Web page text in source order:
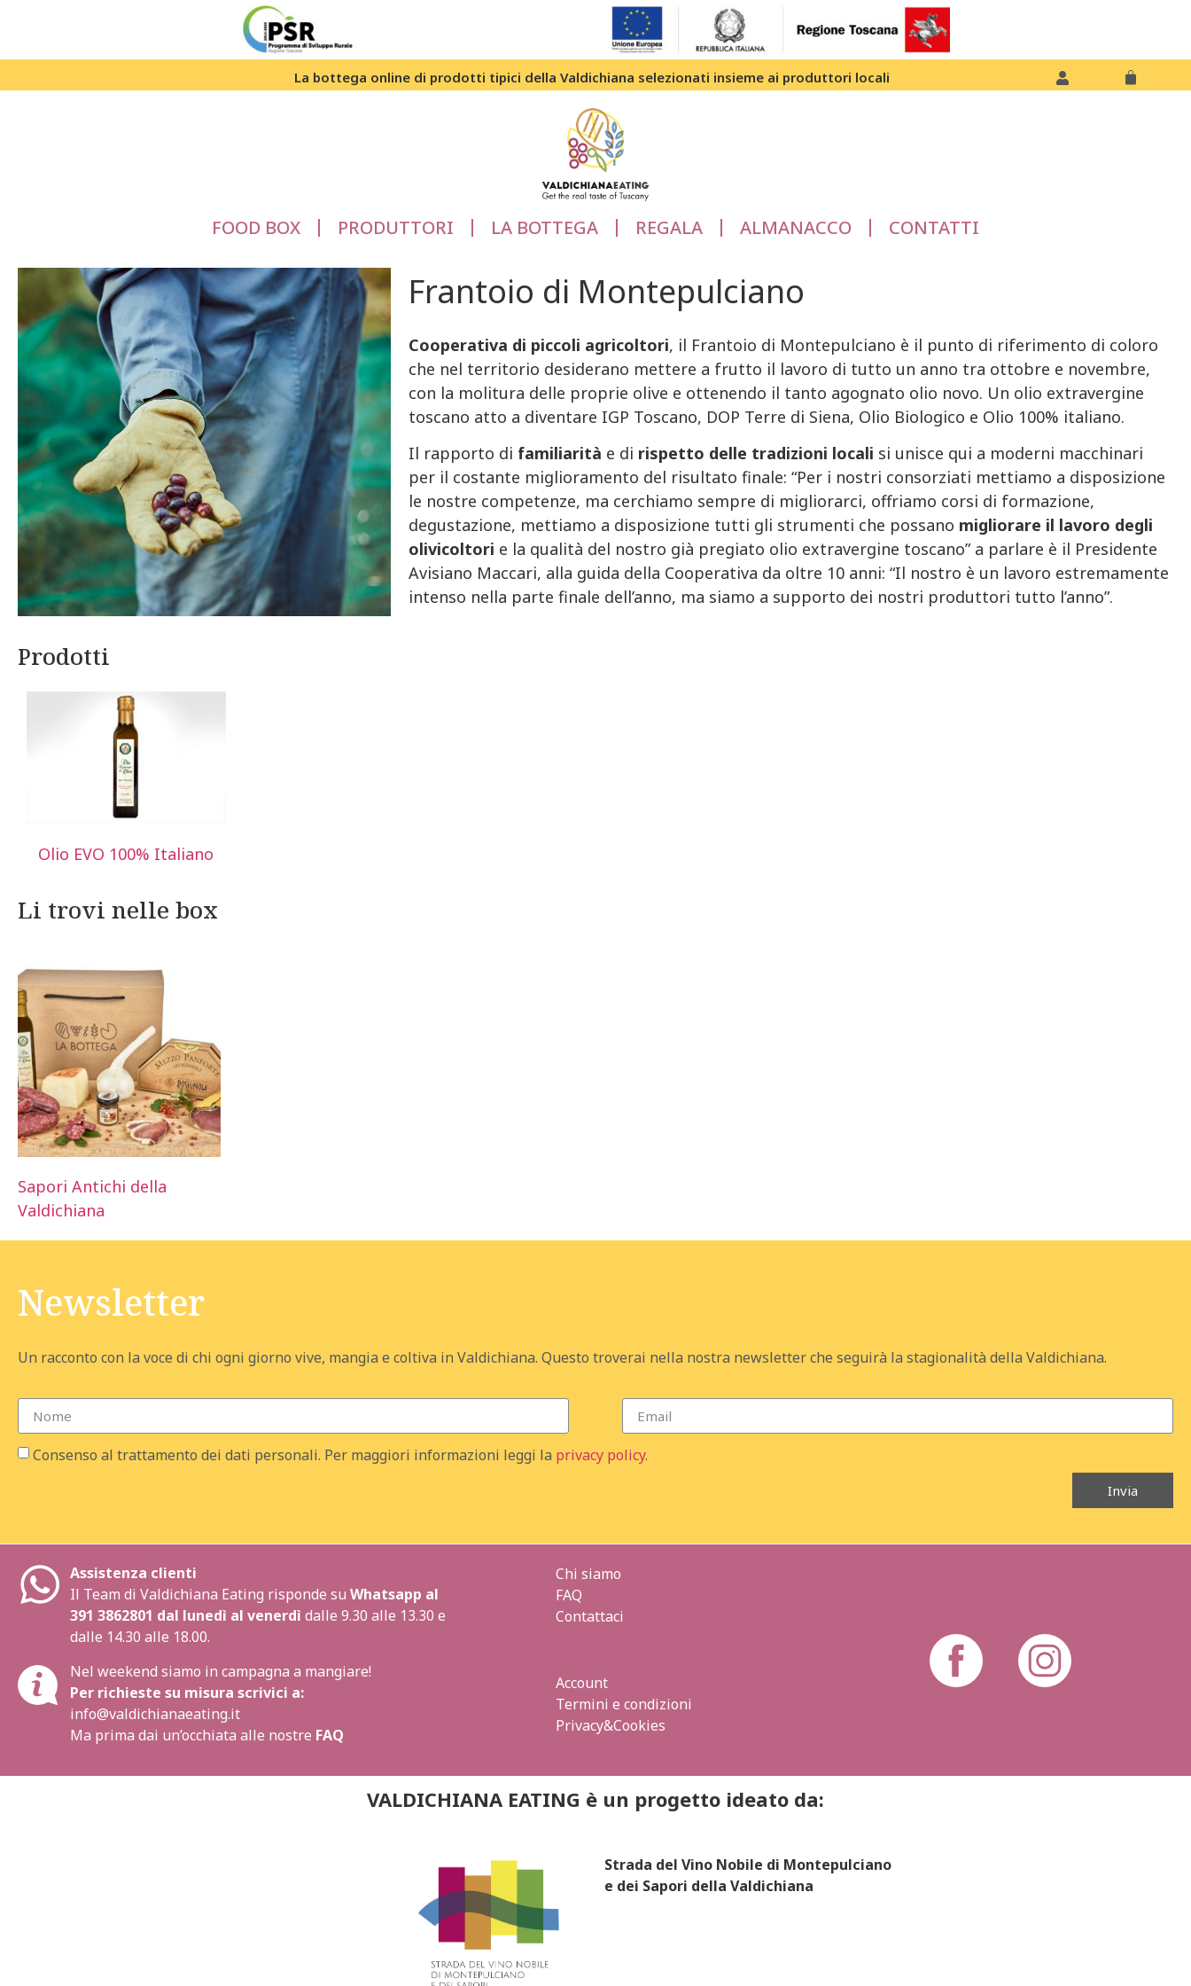
La bottega online di prodotti tipici della Valdichiana selezionati insieme ai produttori locali
FOOD BOX PRODUTTORI LA BOTTEGA REGALA ALMANACCO CONTATTI
Frantoio di Montepulciano
Cooperativa di piccoli agricoltori, il Frantoio di Montepulciano è il punto di riferimento di coloro
che nel territorio desiderano mettere a frutto il lavoro di tutto un anno tra ottobre e novembre,
con la molitura delle proprie olive e ottenendo il tanto agognato olio novo. Un olio extravergine
toscano atto a diventare IGP Toscano, DOP Terre di Siena, Olio Biologico e Olio 100% italiano.
Il rapporto di familiarità e di rispetto delle tradizioni locali si unisce qui a moderni macchinari
per il costante miglioramento del risultato finale: “Per i nostri consorziati mettiamo a disposizione
le nostre competenze, ma cerchiamo sempre di migliorarci, offriamo corsi di formazione,
degustazione, mettiamo a disposizione tutti gli strumenti che possano migliorare il lavoro degli
olivicoltori e la qualità del nostro già pregiato olio extravergine toscano” a parlare è il Presidente
Avisiano Maccari, alla guida della Cooperativa da oltre 10 anni: “Il nostro è un lavoro estremamente
intenso nella parte finale dell’anno, ma siamo a supporto dei nostri produttori tutto l’anno”.
Prodotti
Olio EVO 100% Italiano
Li trovi nelle box
Sapori Antichi della
Valdichiana
Newsletter
Un racconto con la voce di chi ogni giorno vive, mangia e coltiva in Valdichiana. Questo troverai nella nostra newsletter che seguirà la stagionalità della Valdichiana.
Consenso al trattamento dei dati personali. Per maggiori informazioni leggi la privacy policy.
Invia
Assistenza clienti
Il Team di Valdichiana Eating risponde su Whatsapp al
391 3862801 dal lunedì al venerdì dalle 9.30 alle 13.30 e
dalle 14.30 alle 18.00.
Nel weekend siamo in campagna a mangiare!
Per richieste su misura scrivici a:
info@valdichianaeating.it
Ma prima dai un’occhiata alle nostre FAQ
Chi siamo
FAQ
Contattaci
Account
Termini e condizioni
Privacy&Cookies
VALDICHIANA EATING è un progetto ideato da:
Strada del Vino Nobile di Montepulciano
e dei Sapori della Valdichiana